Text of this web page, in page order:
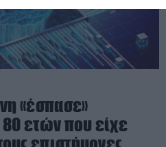
«έσπασε»
ετών που είχε